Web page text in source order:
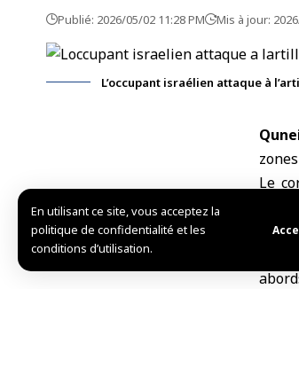
En utilisant ce site, vous acceptez la
politique de confidentialité et les
conditions d’utilisation.
Publié: 2026/05/02 11:28 PM Mis à jour:
L’occupant israélien attaque à
Le
et
À